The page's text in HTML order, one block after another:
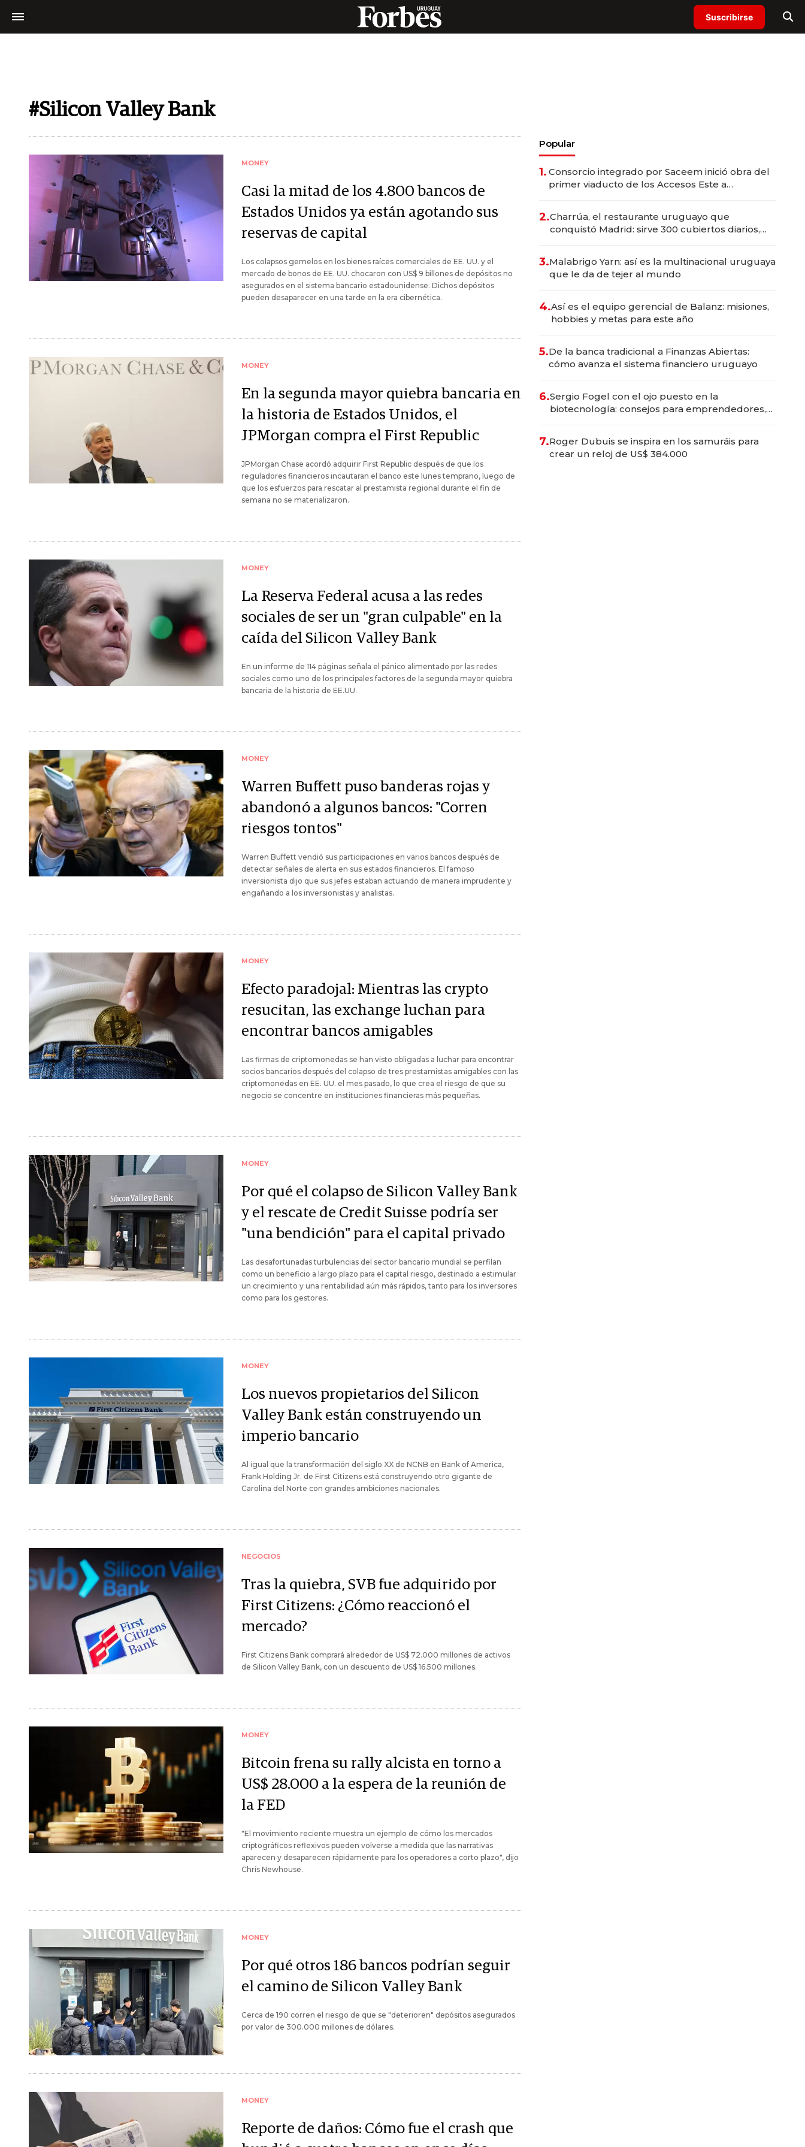
Suscribirse
#Silicon Valley Bank
MONEY
Casi la mitad de los 4.800 bancos de
Estados Unidos ya están agotando sus
reservas de capital
Los colapsos gemelos en los bienes raíces comerciales de EE. UU. y el
mercado de bonos de EE. UU. chocaron con US$ 9 billones de depósitos no
asegurados en el sistema bancario estadounidense. Dichos depósitos
pueden desaparecer en una tarde en la era cibernética.
MONEY
En la segunda mayor quiebra bancaria en
la historia de Estados Unidos, el
JPMorgan compra el First Republic
JPMorgan Chase acordó adquirir First Republic después de que los
reguladores financieros incautaran el banco este lunes temprano, luego de
que los esfuerzos para rescatar al prestamista regional durante el fin de
semana no se materializaron.
MONEY
La Reserva Federal acusa a las redes
sociales de ser un "gran culpable" en la
caída del Silicon Valley Bank
En un informe de 114 páginas señala el pánico alimentado por las redes
sociales como uno de los principales factores de la segunda mayor quiebra
bancaria de la historia de EE.UU.
MONEY
Warren Buffett puso banderas rojas y
abandonó a algunos bancos: "Corren
riesgos tontos"
Warren Buffett vendió sus participaciones en varios bancos después de
detectar señales de alerta en sus estados financieros. El famoso
inversionista dijo que sus jefes estaban actuando de manera imprudente y
engañando a los inversionistas y analistas.
MONEY
Efecto paradojal: Mientras las crypto
resucitan, las exchange luchan para
encontrar bancos amigables
Las firmas de criptomonedas se han visto obligadas a luchar para encontrar
socios bancarios después del colapso de tres prestamistas amigables con las
criptomonedas en EE. UU. el mes pasado, lo que crea el riesgo de que su
negocio se concentre en instituciones financieras más pequeñas.
MONEY
Por qué el colapso de Silicon Valley Bank
y el rescate de Credit Suisse podría ser
"una bendición" para el capital privado
Las desafortunadas turbulencias del sector bancario mundial se perfilan
como un beneficio a largo plazo para el capital riesgo, destinado a estimular
un crecimiento y una rentabilidad aún más rápidos, tanto para los inversores
como para los gestores.
MONEY
Los nuevos propietarios del Silicon
Valley Bank están construyendo un
imperio bancario
Al igual que la transformación del siglo XX de NCNB en Bank of America,
Frank Holding Jr. de First Citizens está construyendo otro gigante de
Carolina del Norte con grandes ambiciones nacionales.
NEGOCIOS
Tras la quiebra, SVB fue adquirido por
First Citizens: ¿Cómo reaccionó el
mercado?
First Citizens Bank comprará alrededor de US$ 72.000 millones de activos
de Silicon Valley Bank, con un descuento de US$ 16.500 millones.
MONEY
Bitcoin frena su rally alcista en torno a
US$ 28.000 a la espera de la reunión de
la FED
"El movimiento reciente muestra un ejemplo de cómo los mercados
criptográficos reflexivos pueden volverse a medida que las narrativas
aparecen y desaparecen rápidamente para los operadores a corto plazo", dijo
Chris Newhouse.
MONEY
Por qué otros 186 bancos podrían seguir
el camino de Silicon Valley Bank
Cerca de 190 corren el riesgo de que se "deterioren" depósitos asegurados
por valor de 300.000 millones de dólares.
MONEY
Reporte de daños: Cómo fue el crash que
Popular
1. Consorcio integrado por Saceem inició obra del
primer viaducto de los Accesos Este a
2.Charrúa, el restaurante uruguayo que
conquistó Madrid: sirve 300 cubiertos diarios,
3.Malabrigo Yarn: así es la multinacional uruguaya
que le da de tejer al mundo
4.Así es el equipo gerencial de Balanz: misiones,
hobbies y metas para este año
5.De la banca tradicional a Finanzas Abiertas:
cómo avanza el sistema financiero uruguayo
6.Sergio Fogel con el ojo puesto en la
biotecnología: consejos para emprendedores,
7.Roger Dubuis se inspira en los samuráis para
crear un reloj de US$ 384.000